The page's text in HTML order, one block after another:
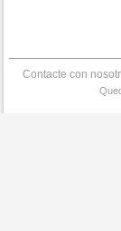
Contacte con